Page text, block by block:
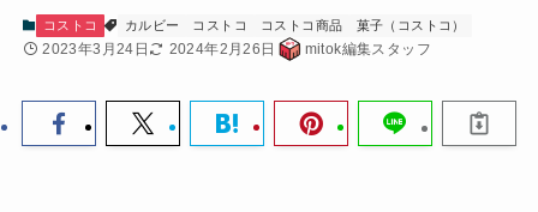
コストコ カルビー コストコ コストコ商品 菓子（コストコ）
2023年3月24日 2024年2月26日 mitok編集スタッフ